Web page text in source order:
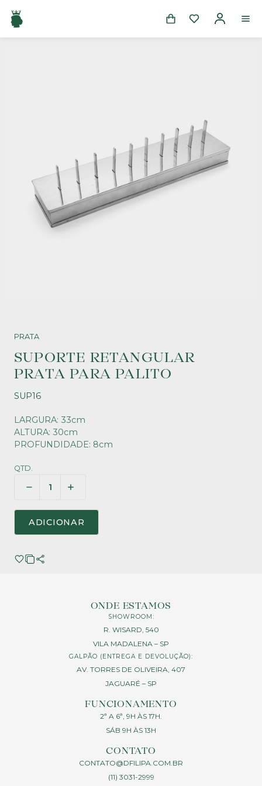
PRATA
SUPORTE RETANGULAR
PRATA PARA PALITO
SUP16
LARGURA: 33cm
ALTURA: 30cm
PROFUNDIDADE: 8cm
QTD.
ADICIONAR
ONDE ESTAMOS
SHOWROOM:
R. WISARD, 540
VILA MADALENA – SP
GALPÃO (ENTREGA E DEVOLUÇÃO):
AV. TORRES DE OLIVEIRA, 407
JAGUARÉ – SP
FUNCIONAMENTO
2ª A 6ª, 9H ÀS 17H.
SÁB 9H ÀS 13H
CONTATO
CONTATO@DFILIPA.COM.BR
(11) 3031-2999